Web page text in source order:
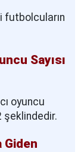
futbolcuların
Sayısı
oyuncu
şeklindedir.
Giden